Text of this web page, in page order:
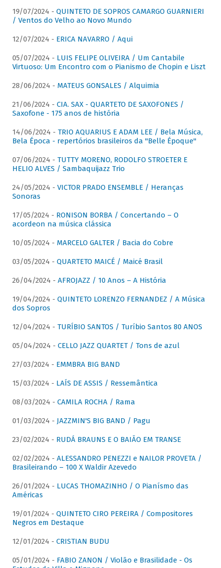
19/07/2024 - QUINTETO DE SOPROS CAMARGO GUARNIERI
/ Ventos do Velho ao Novo Mundo
12/07/2024 - ERICA NAVARRO / Aqui
05/07/2024 - LUIS FELIPE OLIVEIRA / Um Cantabile
Virtuoso: Um Encontro com o Pianismo de Chopin e Liszt
28/06/2024 - MATEUS GONSALES / Alquimia
21/06/2024 - CIA. SAX - QUARTETO DE SAXOFONES /
Saxofone - 175 anos de história
14/06/2024 - TRIO AQUARIUS E ADAM LEE / Bela Música,
Bela Época - repertórios brasileiros da "Belle Époque"
07/06/2024 - TUTTY MORENO, RODOLFO STROETER E
HELIO ALVES / Sambaquijazz Trio
24/05/2024 - VICTOR PRADO ENSEMBLE / Heranças
Sonoras
17/05/2024 - RONISON BORBA / Concertando – O
acordeon na música clássica
10/05/2024 - MARCELO GALTER / Bacia do Cobre
03/05/2024 - QUARTETO MAICÉ / Maicé Brasil
26/04/2024 - AFROJAZZ / 10 Anos – A História
19/04/2024 - QUINTETO LORENZO FERNANDEZ / A Música
dos Sopros
12/04/2024 - TURÍBIO SANTOS / Turíbio Santos 80 ANOS
05/04/2024 - CELLO JAZZ QUARTET / Tons de azul
27/03/2024 - EMMBRA BIG BAND
15/03/2024 - LAÍS DE ASSIS / Ressemântica
08/03/2024 - CAMILA ROCHA / Rama
01/03/2024 - JAZZMIN'S BIG BAND / Pagu
23/02/2024 - RUDÁ BRAUNS E O BAIÃO EM TRANSE
02/02/2024 - ALESSANDRO PENEZZI e NAILOR PROVETA /
Brasileirando – 100 X Waldir Azevedo
26/01/2024 - LUCAS THOMAZINHO / O Pianísmo das
Américas
19/01/2024 - QUINTETO CIRO PEREIRA / Compositores
Negros em Destaque
12/01/2024 - CRISTIAN BUDU
05/01/2024 - FABIO ZANON / Violão e Brasilidade - Os